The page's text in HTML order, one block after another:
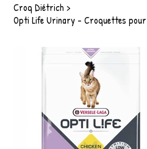
Croq Diétrich >
Opti Life Urinary - Croquettes